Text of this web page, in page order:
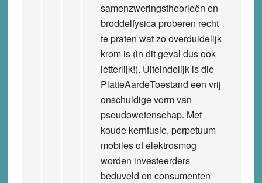
samenzweringstheorieën en
broddelfysica proberen recht
te praten wat zo overduidelijk
krom is (in dit geval dus ook
letterlijk!). Uiteindelijk is die
PlatteAardeToestand een vrij
onschuldige vorm van
pseudowetenschap. Met
koude kernfusie, perpetuum
mobiles of elektrosmog
worden investeerders
beduveld en consumenten